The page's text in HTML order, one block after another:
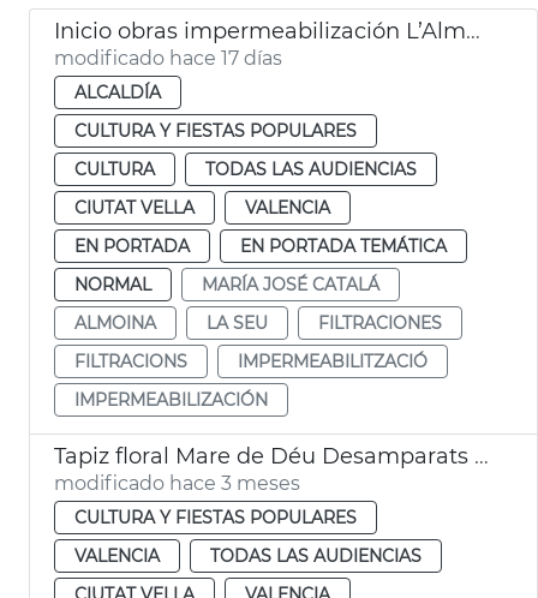
Inicio obras impermeabilización L’Almoina València
modificado hace 17 días
ALCALDÍA
CULTURA Y FIESTAS POPULARES
CULTURA
TODAS LAS AUDIENCIAS
CIUTAT VELLA
VALENCIA
EN PORTADA
EN PORTADA TEMÁTICA
NORMAL
MARÍA JOSÉ CATALÁ
ALMOINA
LA SEU
FILTRACIONES
FILTRACIONS
IMPERMEABILITZACIÓ
IMPERMEABILIZACIÓN
Tapiz floral Mare de Déu Desamparats València
modificado hace 3 meses
CULTURA Y FIESTAS POPULARES
VALENCIA
TODAS LAS AUDIENCIAS